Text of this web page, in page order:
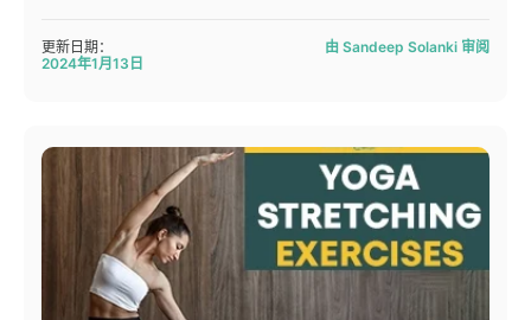
更新日期：
2024年1月13日
由 Sandeep Solanki 审阅